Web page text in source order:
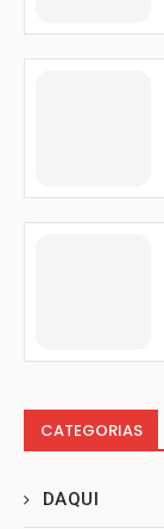
CATEGORIAS
DAQUI